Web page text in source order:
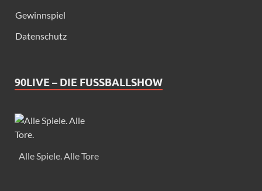
Gewinnspiel
Datenschutz
90LIVE – DIE FUSSBALLSHOW
Alle Spiele. Alle Tore